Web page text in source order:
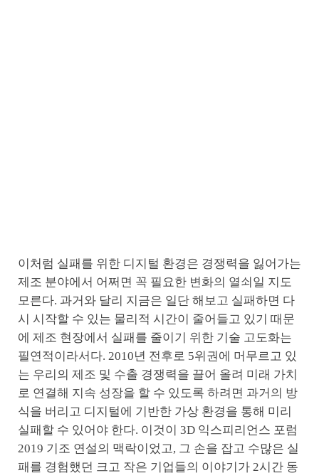
이처럼 실패를 위한 디지털 환경은 경쟁력을 잃어가는
제조 분야에서 어쩌면 꼭 필요한 변화의 열쇠일 지도
모른다. 과거와 달리 지금은 일단 해보고 실패하면 다
시 시작할 수 있는 물리적 시간이 줄어들고 있기 때문
에 제조 현장에서 실패를 줄이기 위한 기술 고도화는
필연적이라서다. 2010년 전후로 5위권에 머무르고 있
는 우리의 제조 및 수출 경쟁력을 끌어 올려 미래 가치
로 연결해 지속 성장을 할 수 있도록 하려면 과거의 방
식을 버리고 디지털에 기반한 가상 환경을 통해 미리
실패할 수 있어야 한다. 이것이 3D 익스피리언스 포럼
2019 기조 연설의 맥락이었고, 그 손을 잡고 수많은 실
패를 경험했던 크고 작은 기업들의 이야기가 2시간 동